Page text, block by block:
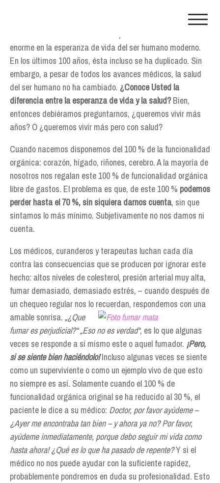
Los avances de la medicina han provocado un incremento
enorme en la esperanza de vida del ser humano moderno.
En los últimos 100 años, ésta incluso se ha duplicado. Sin
embargo, a pesar de todos los avances médicos, la salud
del ser humano no ha cambiado. ¿Conoce Usted la
diferencia entre la esperanza de vida y la salud?Bien,
entonces debiéramos preguntarnos, ¿queremos vivir más
años? O ¿queremos vivir más pero con salud?
Cuando nacemos disponemos del 100 % de la funcionalidad
orgánica: corazón, hígado, riñones, cerebro. A la mayoría de
nosotros nos regalan este 100 % de funcionalidad orgánica
libre de gastos. El problema es que, de este 100 % podemos
perder hasta el 70 %, sin siquiera darnos cuenta, sin que
sintamos lo más mínimo. Subjetivamente no nos damos ni
cuenta.
Los médicos, curanderos y terapeutas luchan cada día
contra las consecuencias que se producen por ignorar este
hecho: altos niveles de colesterol, presión arterial muy alta,
fumar demasiado, demasiado estrés, – cuando después de
un chequeo regular nos lo recuerdan, respondemos con una
amable sonrisa. „¿Que
fumar es perjudicial?“ „Eso no es verdad“, es lo que algunas
veces se responde a sí mismo este o aquel fumador. ¡Pero,
si se siente bien haciéndolo!Incluso algunas veces se siente
como un superviviente o como un ejemplo vivo de que esto
no siempre es así. Solamente cuando el 100 % de
funcionalidad orgánica original se ha reducido al 30 %, el
paciente le dice a su médico: Doctor, por favor ayúdeme –
¿Ayer me encontraba tan bien – y ahora ya no? Por favor,
ayúdeme inmediatamente, porque debo seguir mi vida como
hasta ahora! ¿Qué es lo que ha pasado de repente?Y si el
médico no nos puede ayudar con la suficiente rapidez,
probablemente pondremos en duda su profesionalidad. Esto